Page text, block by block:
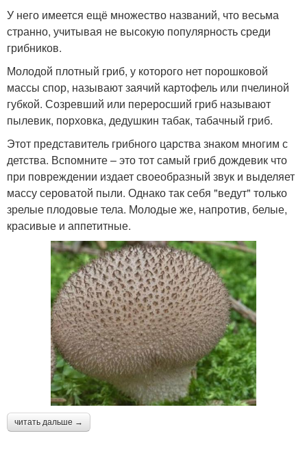
У него имеется ещё множество названий, что весьма
странно, учитывая не высокую популярность среди
грибников.
Молодой плотный гриб, у которого нет порошковой
массы спор, называют заячий картофель или пчелиной
губкой. Созревший или переросший гриб называют
пылевик, порховка, дедушкин табак, табачный гриб.
Этот представитель грибного царства знаком многим с
детства. Вспомните – это тот самый гриб дождевик что
при повреждении издает своеобразный звук и выделяет
массу сероватой пыли. Однако так себя "ведут" только
зрелые плодовые тела. Молодые же, напротив, белые,
красивые и аппетитные.
читать дальше →